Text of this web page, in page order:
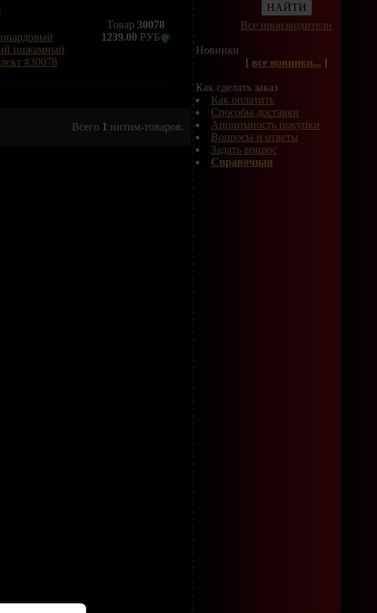
Товар 30078
1239.00 РУБ
Всего 1 интим-товаров.
Все производители
Новинки
[ все новинки... ]
Как сделать заказ
Как оплатить
Способы доставки
Анонимность покупки
Вопросы и ответы
Задать вопрос
Справочная